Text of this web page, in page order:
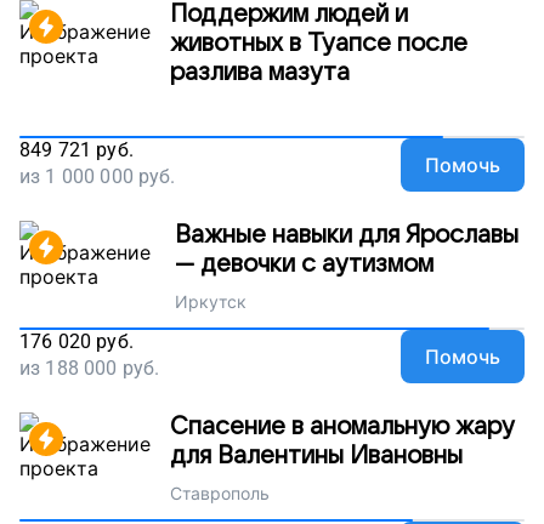
Поддержим людей и
животных в Туапсе после
разлива мазута
849 721 руб.
из 1 000 000 руб. Помочь
Важные навыки для Ярославы
— девочки с аутизмом
Иркутск
176 020 руб.
из 188 000 руб. Помочь
Спасение в аномальную жару
для Валентины Ивановны
Ставрополь